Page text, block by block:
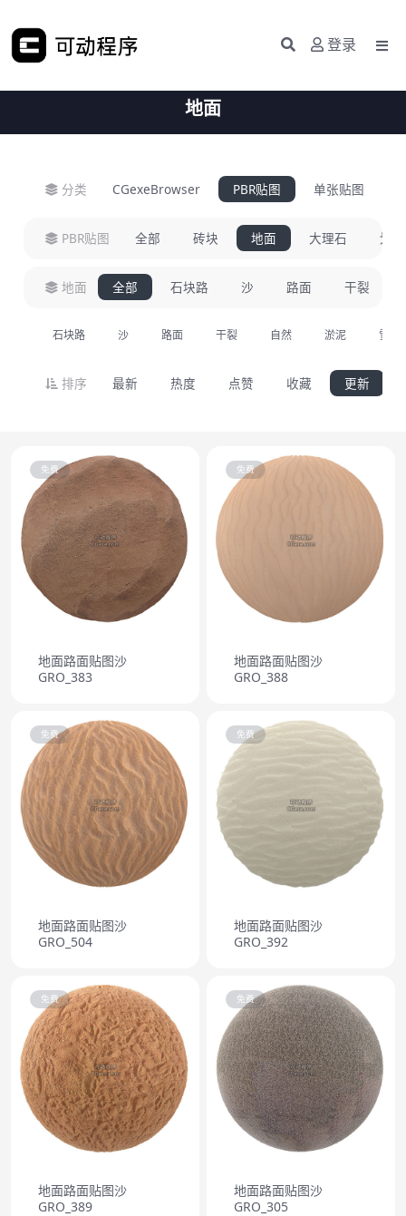
登录
地面
分类 CGexeBrowser PBR贴图 单张贴图
PBR贴图 全部 砖块 地面 大理石 划
地面 全部 石块路 沙 路面 干裂
石块路 沙 路面 干裂 自然 淤泥 雪
排序 最新 热度 点赞 收藏 更新
免费
地面路面贴图沙
GRO_383
免费
地面路面贴图沙
GRO_388
免费
地面路面贴图沙
GRO_504
免费
地面路面贴图沙
GRO_392
免费
地面路面贴图沙
GRO_389
免费
地面路面贴图沙
GRO_305